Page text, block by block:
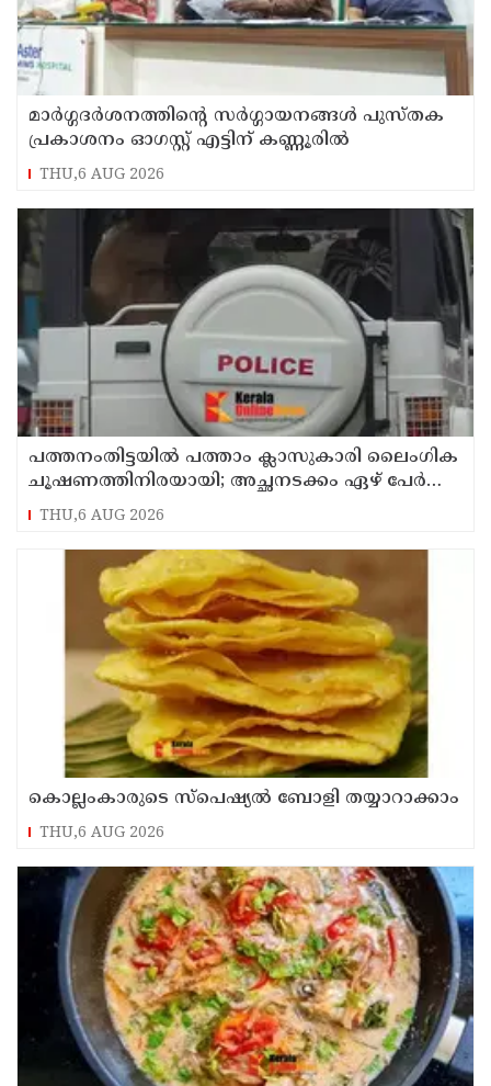
മാർഗ്ഗദർശനത്തിന്റെ സർഗ്ഗായനങ്ങൾ പുസ്തക
പ്രകാശനം ഓഗസ്റ്റ് എട്ടിന് കണ്ണൂരിൽ
THU,6 AUG 2026
പത്തനംതിട്ടയിൽ പത്താം ക്ലാസുകാരി ലൈംഗിക
ചൂഷണത്തിനിരയായി; അച്ഛനടക്കം ഏഴ് പേർ
പീഡിപ്പിച്ചെന്ന് പരാതി
THU,6 AUG 2026
കൊല്ലംകാരുടെ സ്പെഷ്യൽ ബോളി തയ്യാറാക്കാം
THU,6 AUG 2026